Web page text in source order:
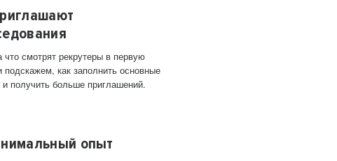
смотрят рекрутеры в первую
как заполнить основные
получить больше приглашений.
опыт